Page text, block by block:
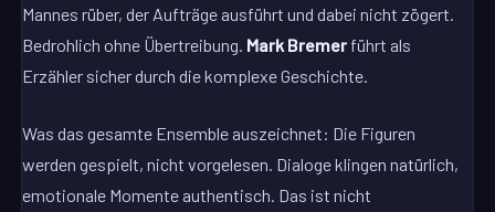
Mannes rüber, der Aufträge ausführt und dabei nicht zögert.
Bedrohlich ohne Übertreibung. Mark Bremerführt als
Erzähler sicher durch die komplexe Geschichte.
Was das gesamte Ensemble auszeichnet: Die Figuren
werden gespielt, nicht vorgelesen. Dialoge klingen natürlich,
emotionale Momente authentisch. Das ist nicht